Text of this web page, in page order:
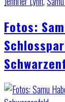
Fotos: